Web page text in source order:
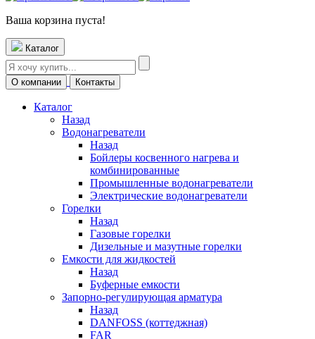
Ваша корзина пуста!
Каталог
О компании Контакты
Каталог
Назад
Водонагреватели
Назад
Бойлеры косвенного нагрева и
комбинированные
Промышленные водонагреватели
Электрические водонагреватели
Горелки
Назад
Газовые горелки
Дизельные и мазутные горелки
Емкости для жидкостей
Назад
Буферные емкости
Запорно-регулирующая арматура
Назад
DANFOSS (коттеджная)
FAR